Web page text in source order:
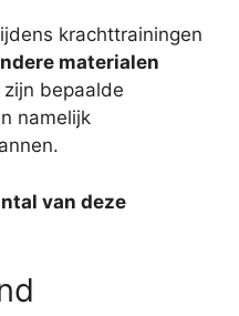
krachttrainingen
materialen
bepaalde
namelijk
van deze